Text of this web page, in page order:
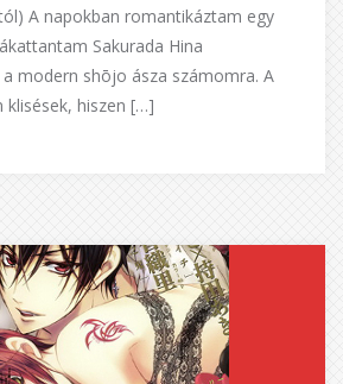
A napokban romantikáztam egy
Sakurada Hina
modern shōjo ásza számomra. A
hiszen […]